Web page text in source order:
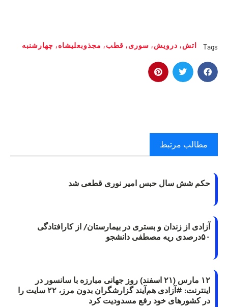
Tags اتش, درویش, سوری, قطب, مجذوبعلیشاه, چهارشنبه
مطالب مرتبط
حکم شش سال حبس امیر نوری قطعی شد
آزادی از زندان و بستری در بیمارستان/ از کارافتادگی
۵۰درصدی ریه مصطفی دانشجو
۱۲ مارس (۲۱ اسفند) روز جهانی مبارزه با سانسور در
اینترنت: #آزادی هم‌آیند گزارشگران‌ بدون مرز، ۲۲ سایت را
در کشورهای خود رفع مسدودیت کرد